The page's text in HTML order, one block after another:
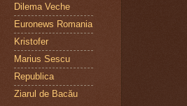
Dilema Veche
Euronews Romania
Kristofer
Marius Sescu
Republica
Ziarul de Bacău